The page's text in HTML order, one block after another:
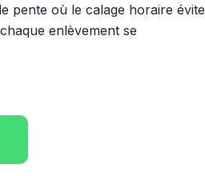
pente où le calage horaire évite
enlèvement se